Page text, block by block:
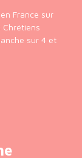
France sur
Chrétiens
sur 4 et